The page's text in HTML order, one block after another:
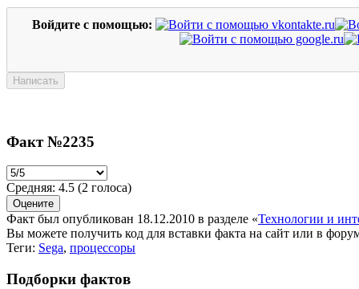
Войдите с помощью:
Факт №2235
Средняя: 4.5 (2 голоса)
Факт был опубликован 18.12.2010 в разделе «Технологии и
Вы можете получить код для вставки факта на сайт или в
Теги: Sega, процессоры
Подборки фактов